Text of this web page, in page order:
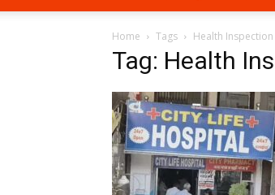
Home Tags Health Inspection
Tag: Health